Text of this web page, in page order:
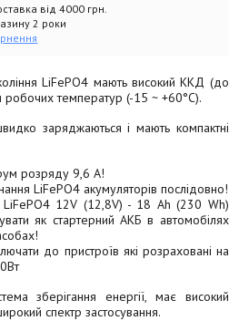
від 4000 грн.
2 роки
LiFePO4 мають високий ККД (до
робочих температур (-15 ~ +60°C).
заряджаються і мають компактні
розряду 9,6 А!
LiFePO4 акумуляторів послідовно!
12V (12,8V) - 18 Ah (230 Wh)
як стартерний АКБ в автомобілях
до пристроїв які розраховані на
зберігання енергії, має високий
спектр застосування.